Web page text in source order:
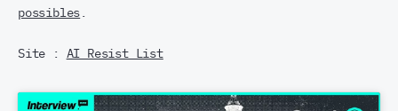
possibles .
Site : AI Resist List